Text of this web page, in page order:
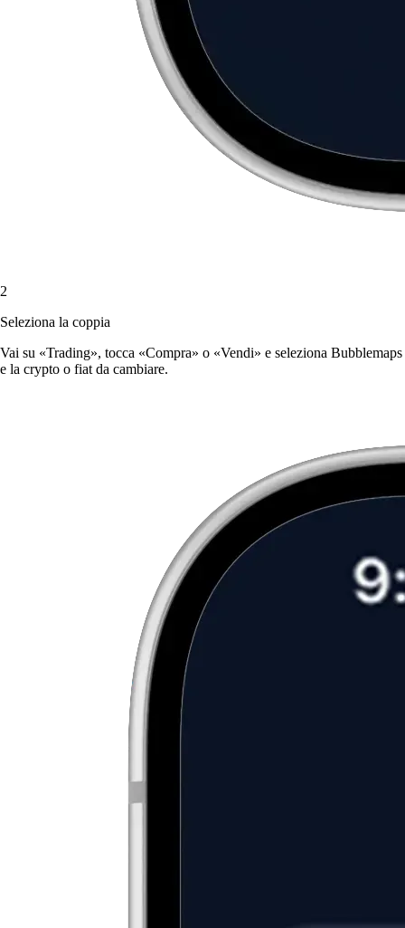
2
Seleziona la coppia
Vai su «Trading», tocca «Compra» o «Vendi» e seleziona Bubblemaps
e la crypto o fiat da cambiare.